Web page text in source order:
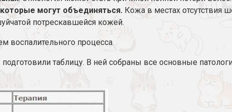
могут объединяться. Кожа в местах отсутствия
потрескавшейся кожей.
воспалительного процесса.
таблицу. В ней собраны все основные